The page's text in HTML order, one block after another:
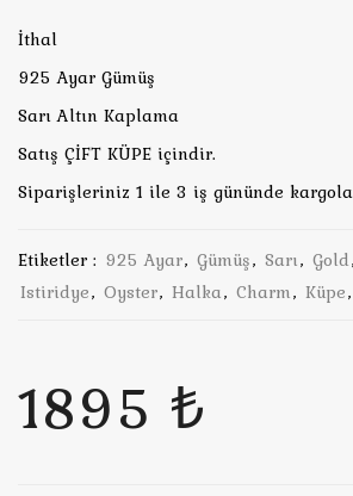
İthal
925 Ayar Gümüş
Sarı Altın Kaplama
Satış ÇİFT KÜPE içindir.
Siparişleriniz 1 ile 3 iş gününde
Etiketler : 925 Ayar, Gümüş, Sarı, Gold,
Istiridye, Oyster, Halka, Charm, Küpe,
1895 ₺